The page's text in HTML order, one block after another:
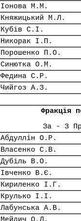
Іонова М.М.
Княжицький М.Л.
Кубів С.І.
Никорак І.П.
Порошенко П.О.
Синютка О.М.
Федина С.Р.
Чийгоз А.З.
Фракція
За - 3
Абдуллін О.Р.
Власенко С.В.
Дубіль В.О.
Івченко В.Є.
Кириленко І.Г.
Крулько І.І.
Лабунська А.В.